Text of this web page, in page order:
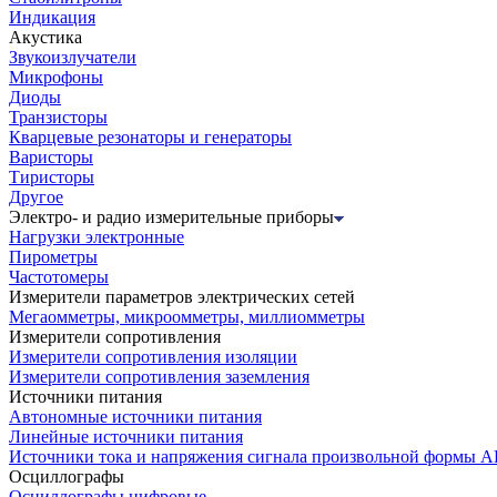
Индикация
Акустика
Звукоизлучатели
Микрофоны
Диоды
Транзисторы
Кварцевые резонаторы и генераторы
Варисторы
Тиристоры
Другое
Электро- и радио измерительные приборы
Нагрузки электронные
Пирометры
Частотомеры
Измерители параметров электрических сетей
Мегаомметры, микроомметры, миллиомметры
Измерители сопротивления
Измерители сопротивления изоляции
Измерители сопротивления заземления
Источники питания
Автономные источники питания
Линейные источники питания
Источники тока и напряжения сигнала произвольной формы
Осциллографы